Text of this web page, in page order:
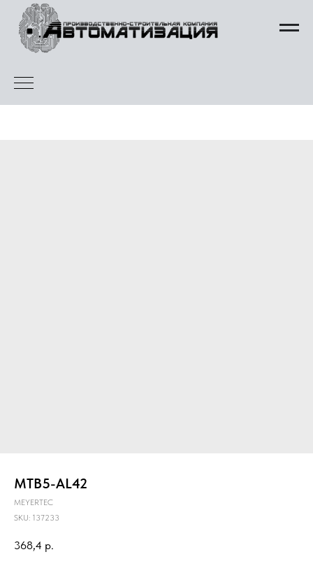
MTB5-AL42
MEYERTEC
SKU: 137233
368,4 р.